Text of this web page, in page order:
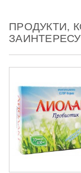
ПРОДУКТИ,